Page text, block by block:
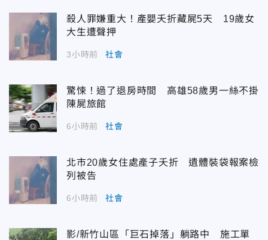
殺人罪嫌重大！產嬰夭折藏屍5天 19歲女
大生遭聲押
3小時前 社會
驚悚！過了退房時間 高雄58歲男一絲不掛
陳屍旅館
6小時前 社會
北市20歲女住處產子夭折 遺體裝袋報案檢
列被告
6小時前 社會
影/新竹山區「巨石掉落」躺路中 施工單